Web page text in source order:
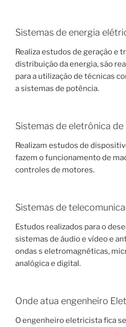
Sistemas de energia
Realiza estudos de geração e
distribuição da energia, são
para a utilização de técnicas
a sistemas de potência.
Sistemas de eletrônica
Realizam estudos de
fazem o funcionamento de
controles de motores.
Sistemas de
Estudos realizados para o
sistemas de áudio e vídeo e
ondas s eletromagnéticas,
analógica e digital.
Onde atua engenheiro
O engenheiro eletricista fica